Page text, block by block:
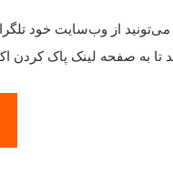
از وب‌سایت خود
تا به صفحه لینک پاک کردن